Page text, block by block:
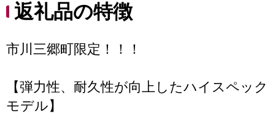
返礼品の特徴
市川三郷町限定！！！
【弾力性、耐久性が向上したハイスペック
モデル】